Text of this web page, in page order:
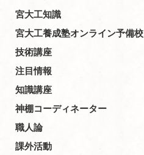
宮大工知識
宮大工養成塾オンライン予備校
技術講座
注目情報
知識講座
神棚コーディネーター
職人論
課外活動